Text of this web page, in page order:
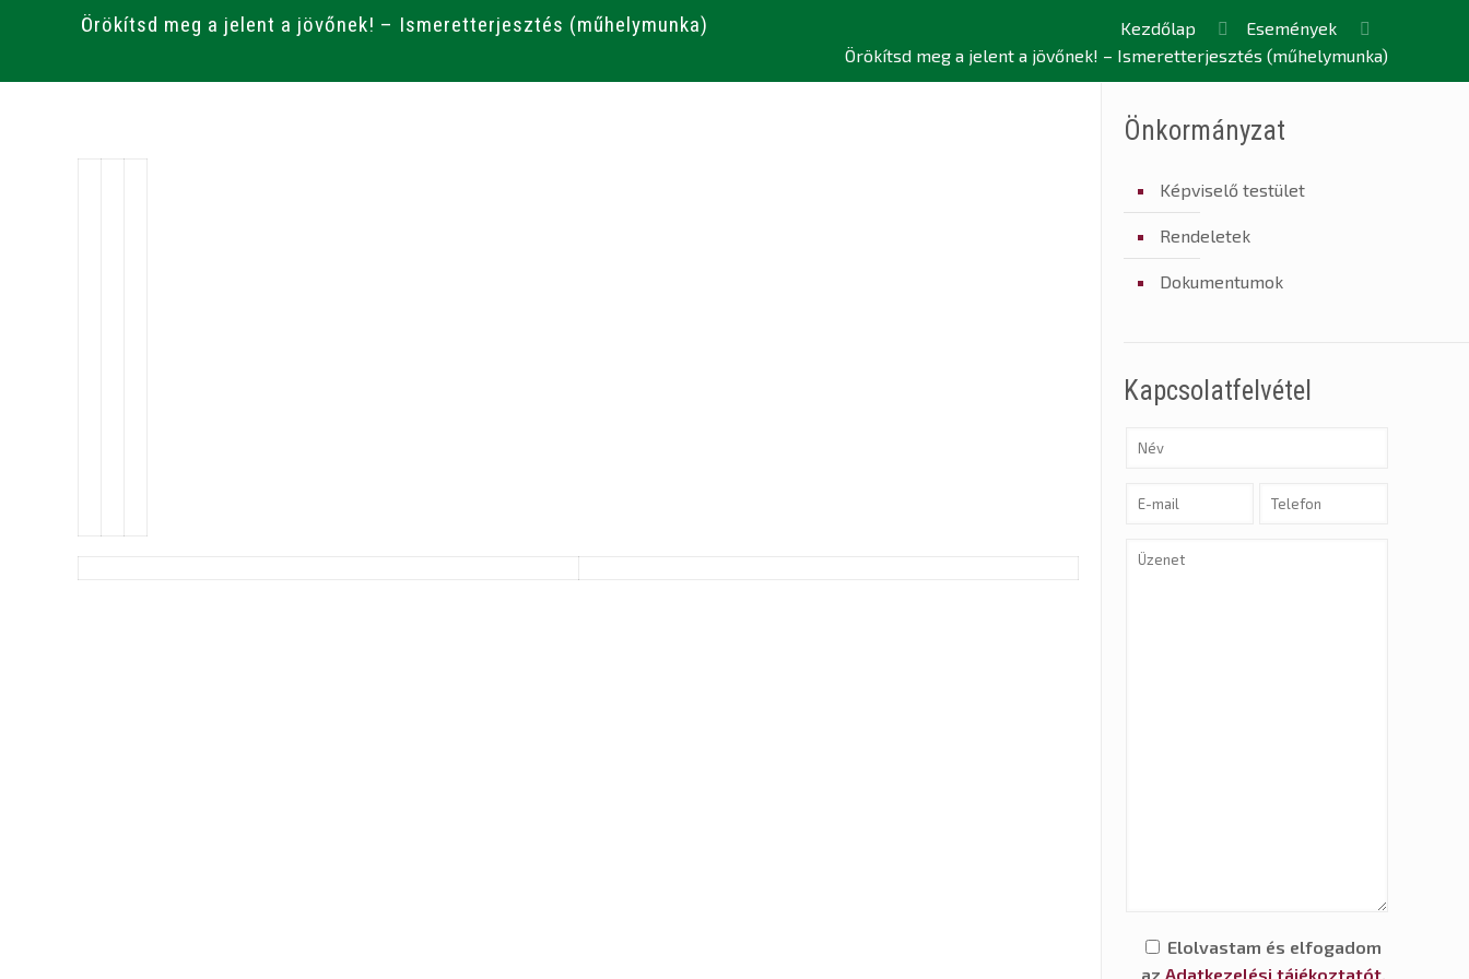
Örökítsd meg a jelent a jövőnek! – Ismeretterjesztés (műhelymunka) Kezdőlap
Események
Örökítsd meg a jelent a jövőnek! – Ismeretterjesztés (műhelymunka)
Önkormányzat
Képviselő testület
Rendeletek
Dokumentumok
Kapcsolatfelvétel
Elolvastam és elfogadom
az Adatkezelési tájékoztatót.